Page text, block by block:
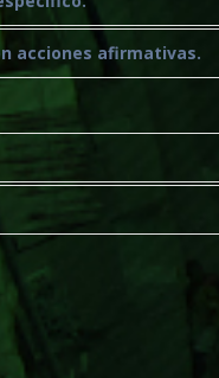
acciones afirmativas.